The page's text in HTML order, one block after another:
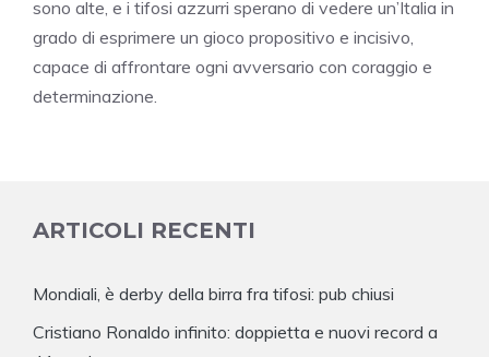
sono alte, e i tifosi azzurri sperano di vedere un’Italia in
grado di esprimere un gioco propositivo e incisivo,
capace di affrontare ogni avversario con coraggio e
determinazione.
ARTICOLI RECENTI
Mondiali, è derby della birra fra tifosi: pub chiusi
Cristiano Ronaldo infinito: doppietta e nuovi record a